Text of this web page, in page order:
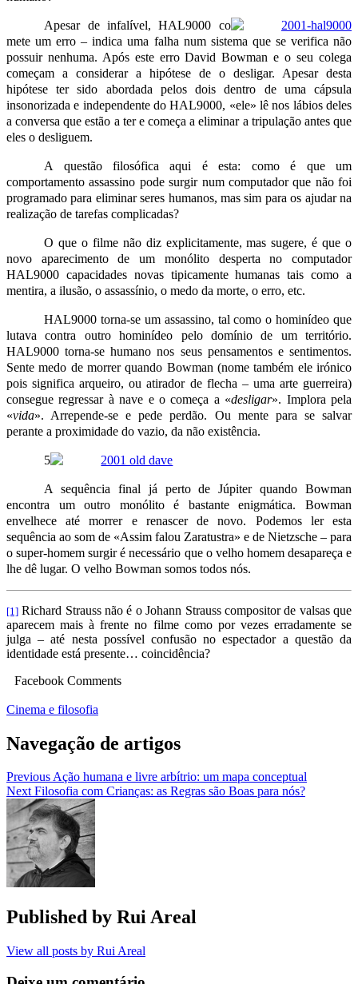
Apesar de infalível, HAL9000 co
mete um erro – indica uma falha num sistema que se verifica não
possuir nenhuma. Após este erro David Bowman e o seu colega
começam a considerar a hipótese de o desligar. Apesar desta
hipótese ter sido abordada pelos dois dentro de uma cápsula
insonorizada e independente do HAL9000, «ele» lê nos lábios deles
a conversa que estão a ter e começa a eliminar a tripulação antes que
eles o desliguem.
A questão filosófica aqui é esta: como é que um
comportamento assassino pode surgir num computador que não foi
programado para eliminar seres humanos, mas sim para os ajudar na
realização de tarefas complicadas?
O que o filme não diz explicitamente, mas sugere, é que o
novo aparecimento de um monólito desperta no computador
HAL9000 capacidades novas tipicamente humanas tais como a
mentira, a ilusão, o assassínio, o medo da morte, o erro, etc.
HAL9000 torna‑se um assassino, tal como o hominídeo que
lutava contra outro hominídeo pelo domínio de um território.
HAL9000 torna‑se humano nos seus pensamentos e sentimentos.
Sente medo de morrer quando Bowman (nome também ele irónico
pois significa arqueiro, ou atirador de flecha – uma arte guerreira)
consegue regressar à nave e o começa a «desligar». Implora pela
«vida». Arrepende‑se e pede perdão. Ou mente para se salvar
perante a proximidade do vazio, da não existência.
5
A sequência final já perto de Júpiter quando Bowman
encontra um outro monólito é bastante enigmática. Bowman
envelhece até morrer e renascer de novo. Podemos ler esta
sequência ao som de «Assim falou Zaratustra» e de Nietzsche – para
o super‑homem surgir é necessário que o velho homem desapareça e
lhe dê lugar. O velho Bowman somos todos nós.
[1] Richard Strauss não é o Johann Strauss compositor de valsas que
aparecem mais à frente no filme como por vezes erradamente se
julga – até nesta possível confusão no espectador a questão da
identidade está presente… coincidência?
Facebook Comments
Cinema e filosofia
Navegação de artigos
PreviousAção humana e livre arbítrio: um mapa conceptual
Next Filosofia com Crianças: as Regras são Boas para nós?
Published by Rui Areal
View all posts by Rui Areal